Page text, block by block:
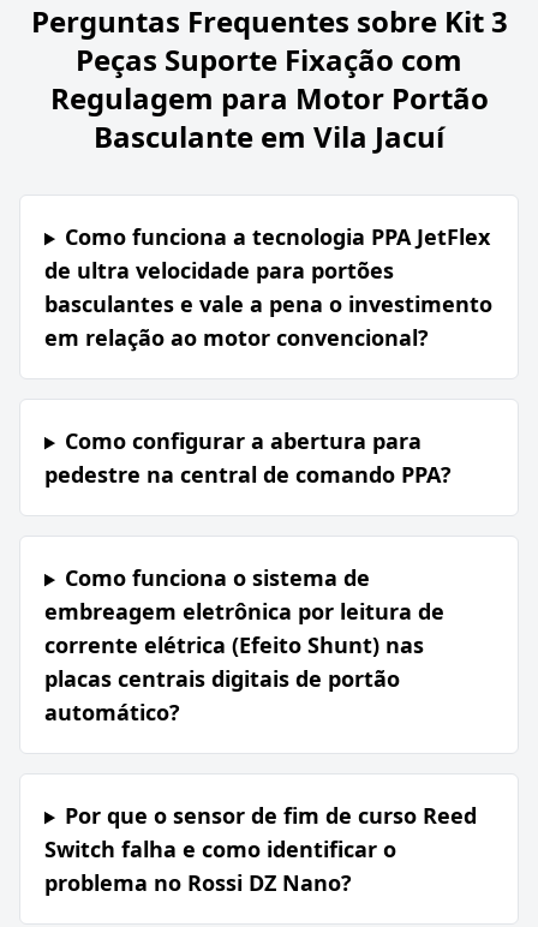
Perguntas Frequentes sobre Kit 3
Peças Suporte Fixação com
Regulagem para Motor Portão
Basculante em Vila Jacuí
Como funciona a tecnologia PPA JetFlex
de ultra velocidade para portões
basculantes e vale a pena o investimento
em relação ao motor convencional?
Como configurar a abertura para
pedestre na central de comando PPA?
Como funciona o sistema de
embreagem eletrônica por leitura de
corrente elétrica (Efeito Shunt) nas
placas centrais digitais de portão
automático?
Por que o sensor de fim de curso Reed
Switch falha e como identificar o
problema no Rossi DZ Nano?